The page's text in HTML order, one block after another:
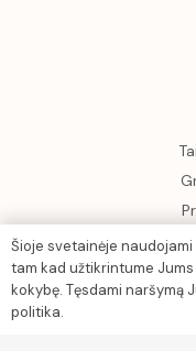
Šioje svetainėje naudojami
tam kad užtikrintume
kokybę. Tęsdami naršymą
politika.